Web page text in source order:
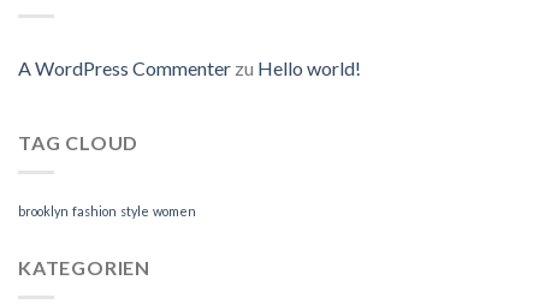
A WordPress Commenter zu Hello world!
TAG CLOUD
brooklyn fashion style women
KATEGORIEN